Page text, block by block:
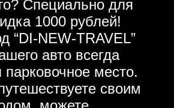
Специально для
1000 рублей!
“DI-NEW-TRAVEL”
авто всегда
парковочное место.
своим